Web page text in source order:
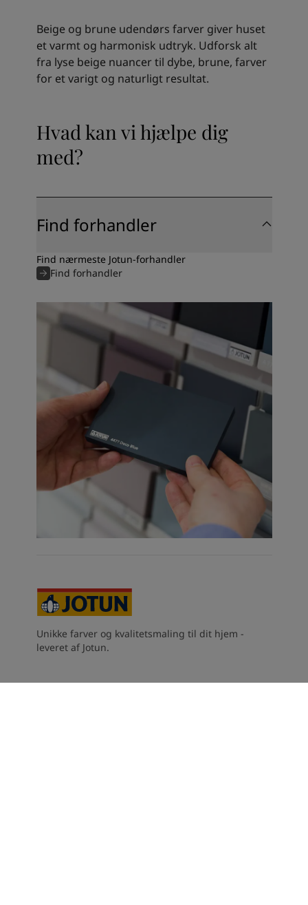
Beige og brune udendørs farver giver huset
et varmt og harmonisk udtryk. Udforsk alt
fra lyse beige nuancer til dybe, brune, farver
for et varigt og naturligt resultat.
Hvad kan vi hjælpe dig
med?
Find forhandler
Find nærmeste Jotun-forhandler
Find forhandler
Unikke farver og kvalitetsmaling til dit hjem -
leveret af Jotun.